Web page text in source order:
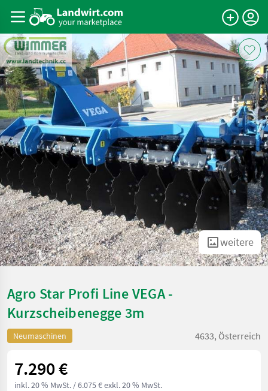
weitere
Agro Star Profi Line VEGA -
Kurzscheibenegge 3m
Neumaschinen 4633, Österreich
7.290 €
inkl. 20 % MwSt. / 6.075 € exkl. 20 % MwSt.